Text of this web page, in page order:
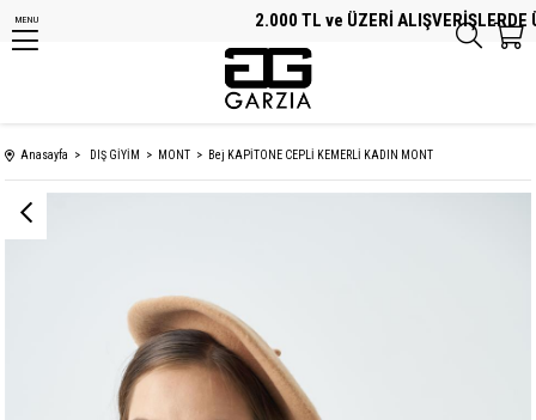
2.000 TL ve ÜZERİ ALIŞVERİŞLERDE
MENU
Anasayfa DIŞ GİYİM MONT Bej KAPİTONE CEPLİ KEMERLİ KADIN MONT